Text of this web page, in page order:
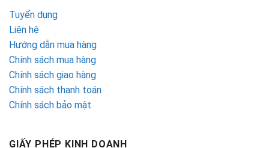
Tuyển dụng
Liên hệ
Hướng dẫn mua hàng
Chính sách mua hàng
Chính sách giao hàng
Chính sách thanh toán
Chính sách bảo mật
GIẤY PHÉP KINH DOANH